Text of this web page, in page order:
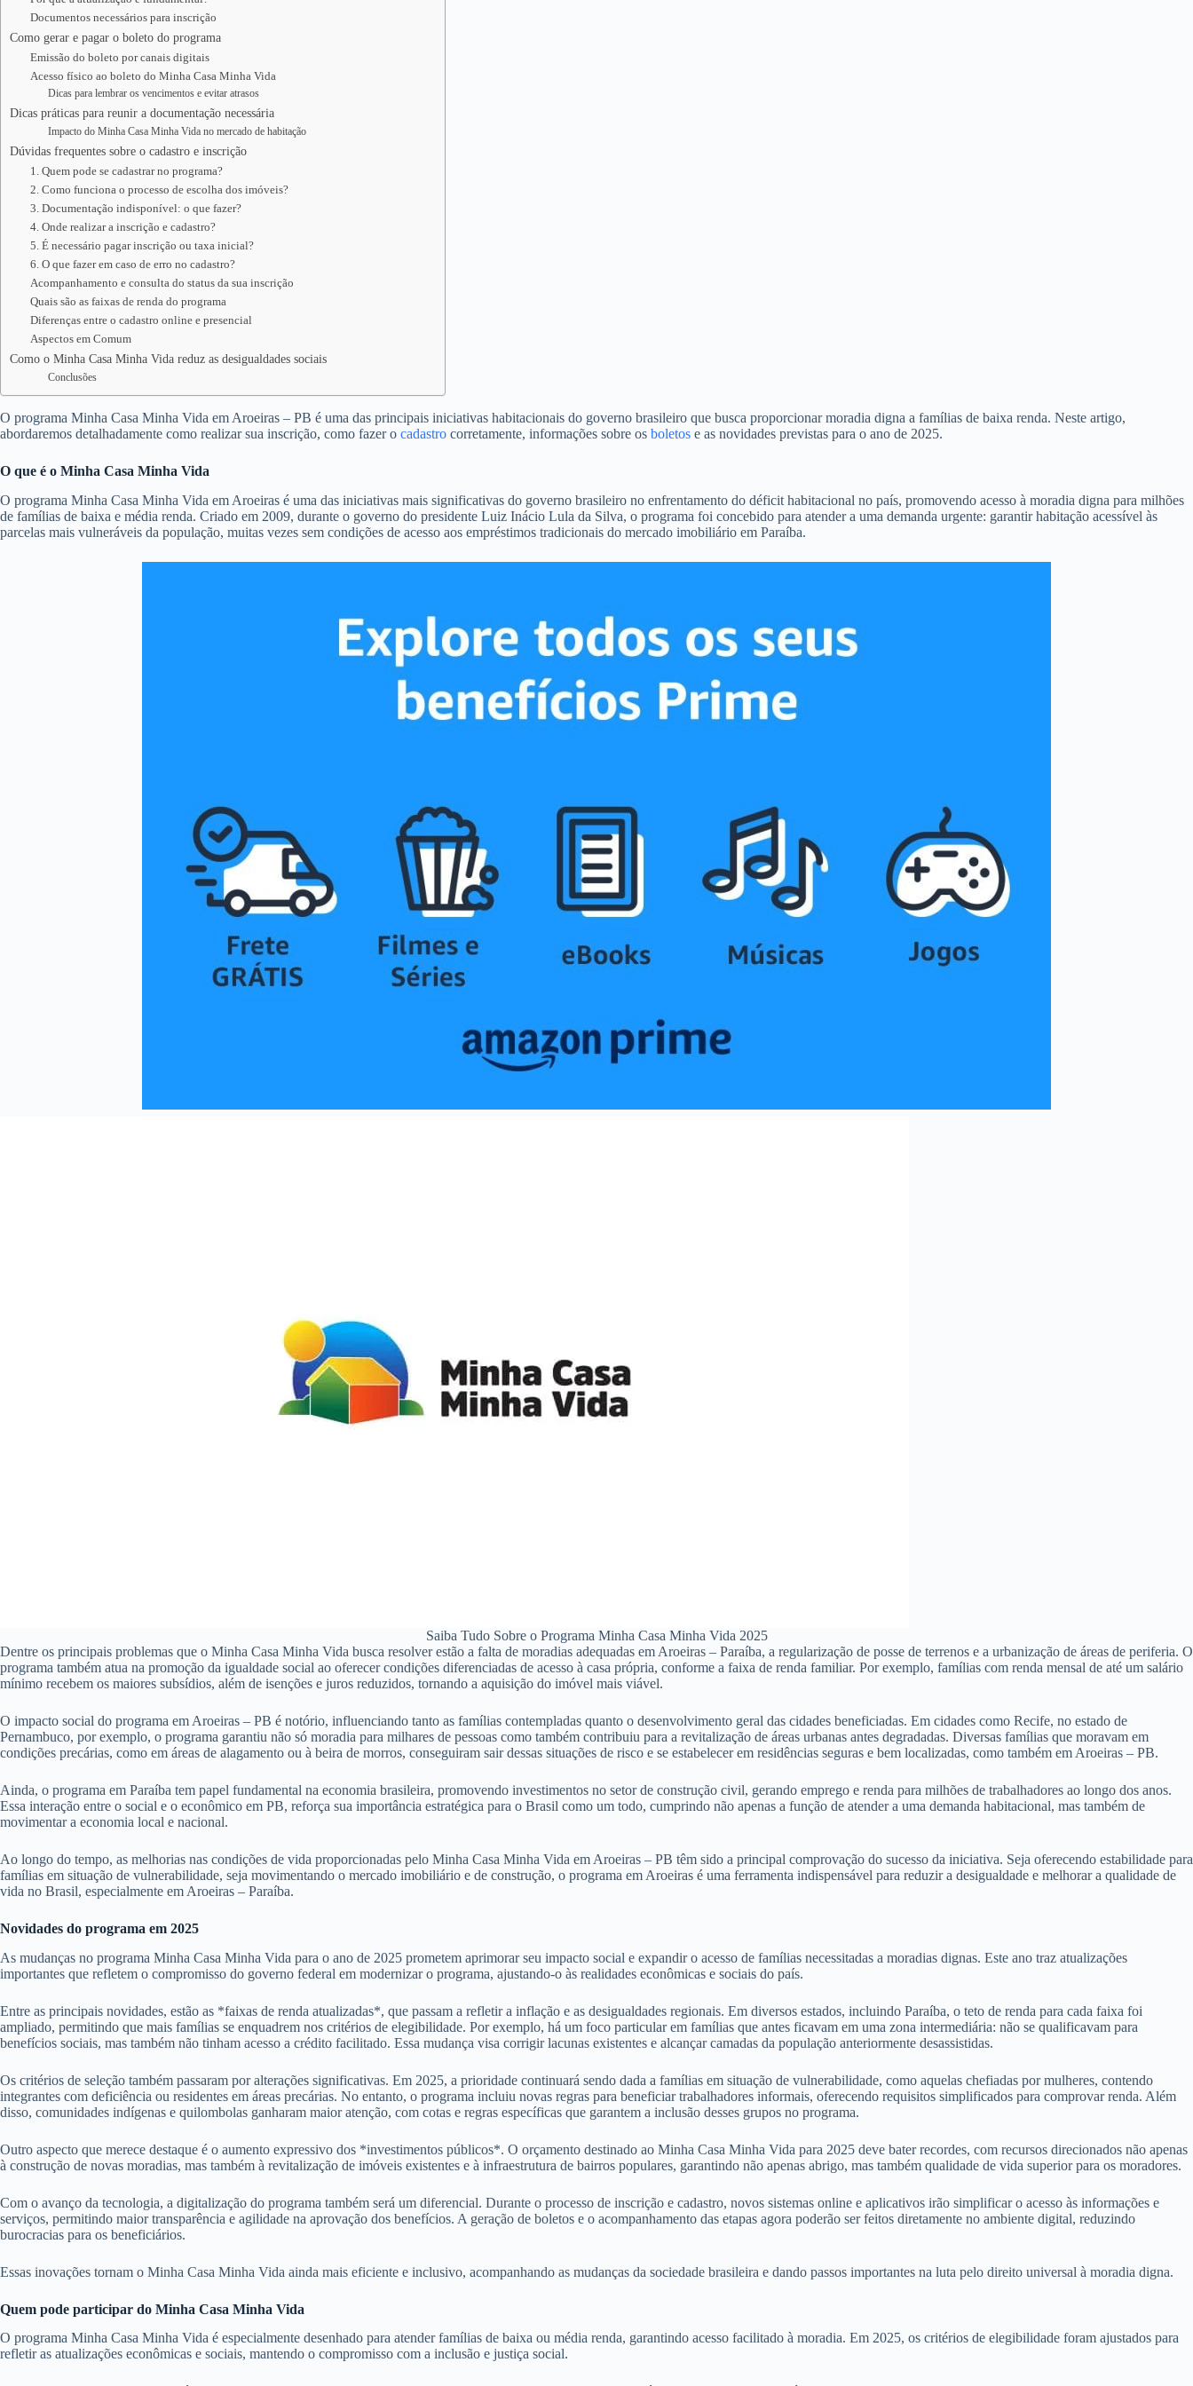
Documentos necessários para inscrição
Como gerar e pagar o boleto do programa
Emissão do boleto por canais digitais
Acesso físico ao boleto do Minha Casa Minha Vida
Dicas para lembrar os vencimentos e evitar atrasos
Dicas práticas para reunir a documentação necessária
Impacto do Minha Casa Minha Vida no mercado de habitação
Dúvidas frequentes sobre o cadastro e inscrição
1. Quem pode se cadastrar no programa?
2. Como funciona o processo de escolha dos imóveis?
3. Documentação indisponível: o que fazer?
4. Onde realizar a inscrição e cadastro?
5. É necessário pagar inscrição ou taxa inicial?
6. O que fazer em caso de erro no cadastro?
Acompanhamento e consulta do status da sua inscrição
Quais são as faixas de renda do programa
Diferenças entre o cadastro online e presencial
Aspectos em Comum
Como o Minha Casa Minha Vida reduz as desigualdades sociais
Conclusões
O programa Minha Casa Minha Vida em Aroeiras – PB é uma das principais iniciativas habitacionais do governo brasileiro que busca proporcionar moradia digna a famílias de baixa renda. Neste artigo,
abordaremos detalhadamente como realizar sua inscrição, como fazer o cadastro corretamente, informações sobre os boletos e as novidades previstas para o ano de 2025.
O que é o Minha Casa Minha Vida
O programa Minha Casa Minha Vida em Aroeiras é uma das iniciativas mais significativas do governo brasileiro no enfrentamento do déficit habitacional no país, promovendo acesso à moradia digna para milhões
de famílias de baixa e média renda. Criado em 2009, durante o governo do presidente Luiz Inácio Lula da Silva, o programa foi concebido para atender a uma demanda urgente: garantir habitação acessível às
parcelas mais vulneráveis da população, muitas vezes sem condições de acesso aos empréstimos tradicionais do mercado imobiliário em Paraíba.
Saiba Tudo Sobre o Programa Minha Casa Minha Vida 2025
Dentre os principais problemas que o Minha Casa Minha Vida busca resolver estão a falta de moradias adequadas em Aroeiras – Paraíba, a regularização de posse de terrenos e a urbanização de áreas de periferia. O
programa também atua na promoção da igualdade social ao oferecer condições diferenciadas de acesso à casa própria, conforme a faixa de renda familiar. Por exemplo, famílias com renda mensal de até um salário
mínimo recebem os maiores subsídios, além de isenções e juros reduzidos, tornando a aquisição do imóvel mais viável.
O impacto social do programa em Aroeiras – PB é notório, influenciando tanto as famílias contempladas quanto o desenvolvimento geral das cidades beneficiadas. Em cidades como Recife, no estado de
Pernambuco, por exemplo, o programa garantiu não só moradia para milhares de pessoas como também contribuiu para a revitalização de áreas urbanas antes degradadas. Diversas famílias que moravam em
condições precárias, como em áreas de alagamento ou à beira de morros, conseguiram sair dessas situações de risco e se estabelecer em residências seguras e bem localizadas, como também em Aroeiras – PB.
Ainda, o programa em Paraíba tem papel fundamental na economia brasileira, promovendo investimentos no setor de construção civil, gerando emprego e renda para milhões de trabalhadores ao longo dos anos.
Essa interação entre o social e o econômico em PB, reforça sua importância estratégica para o Brasil como um todo, cumprindo não apenas a função de atender a uma demanda habitacional, mas também de
movimentar a economia local e nacional.
Ao longo do tempo, as melhorias nas condições de vida proporcionadas pelo Minha Casa Minha Vida em Aroeiras – PB têm sido a principal comprovação do sucesso da iniciativa. Seja oferecendo estabilidade para
famílias em situação de vulnerabilidade, seja movimentando o mercado imobiliário e de construção, o programa em Aroeiras é uma ferramenta indispensável para reduzir a desigualdade e melhorar a qualidade de
vida no Brasil, especialmente em Aroeiras – Paraíba.
Novidades do programa em 2025
As mudanças no programa Minha Casa Minha Vida para o ano de 2025 prometem aprimorar seu impacto social e expandir o acesso de famílias necessitadas a moradias dignas. Este ano traz atualizações
importantes que refletem o compromisso do governo federal em modernizar o programa, ajustando-o às realidades econômicas e sociais do país.
Entre as principais novidades, estão as *faixas de renda atualizadas*, que passam a refletir a inflação e as desigualdades regionais. Em diversos estados, incluindo Paraíba, o teto de renda para cada faixa foi
ampliado, permitindo que mais famílias se enquadrem nos critérios de elegibilidade. Por exemplo, há um foco particular em famílias que antes ficavam em uma zona intermediária: não se qualificavam para
benefícios sociais, mas também não tinham acesso a crédito facilitado. Essa mudança visa corrigir lacunas existentes e alcançar camadas da população anteriormente desassistidas.
Os critérios de seleção também passaram por alterações significativas. Em 2025, a prioridade continuará sendo dada a famílias em situação de vulnerabilidade, como aquelas chefiadas por mulheres, contendo
integrantes com deficiência ou residentes em áreas precárias. No entanto, o programa incluiu novas regras para beneficiar trabalhadores informais, oferecendo requisitos simplificados para comprovar renda. Além
disso, comunidades indígenas e quilombolas ganharam maior atenção, com cotas e regras específicas que garantem a inclusão desses grupos no programa.
Outro aspecto que merece destaque é o aumento expressivo dos *investimentos públicos*. O orçamento destinado ao Minha Casa Minha Vida para 2025 deve bater recordes, com recursos direcionados não apenas
à construção de novas moradias, mas também à revitalização de imóveis existentes e à infraestrutura de bairros populares, garantindo não apenas abrigo, mas também qualidade de vida superior para os moradores.
Com o avanço da tecnologia, a digitalização do programa também será um diferencial. Durante o processo de inscrição e cadastro, novos sistemas online e aplicativos irão simplificar o acesso às informações e
serviços, permitindo maior transparência e agilidade na aprovação dos benefícios. A geração de boletos e o acompanhamento das etapas agora poderão ser feitos diretamente no ambiente digital, reduzindo
burocracias para os beneficiários.
Essas inovações tornam o Minha Casa Minha Vida ainda mais eficiente e inclusivo, acompanhando as mudanças da sociedade brasileira e dando passos importantes na luta pelo direito universal à moradia digna.
Quem pode participar do Minha Casa Minha Vida
O programa Minha Casa Minha Vida é especialmente desenhado para atender famílias de baixa ou média renda, garantindo acesso facilitado à moradia. Em 2025, os critérios de elegibilidade foram ajustados para
refletir as atualizações econômicas e sociais, mantendo o compromisso com a inclusão e justiça social.